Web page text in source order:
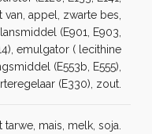
van, appel, zwarte bes,
(E901, E903,
emulgator ( lecithine
(E553b, E555),
(E330), zout.
mais, melk, soja.